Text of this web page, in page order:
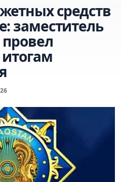
средств
заместитель